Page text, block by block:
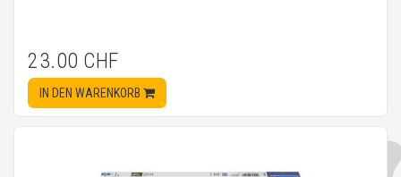
23.00 CHF
IN DEN WARENKORB